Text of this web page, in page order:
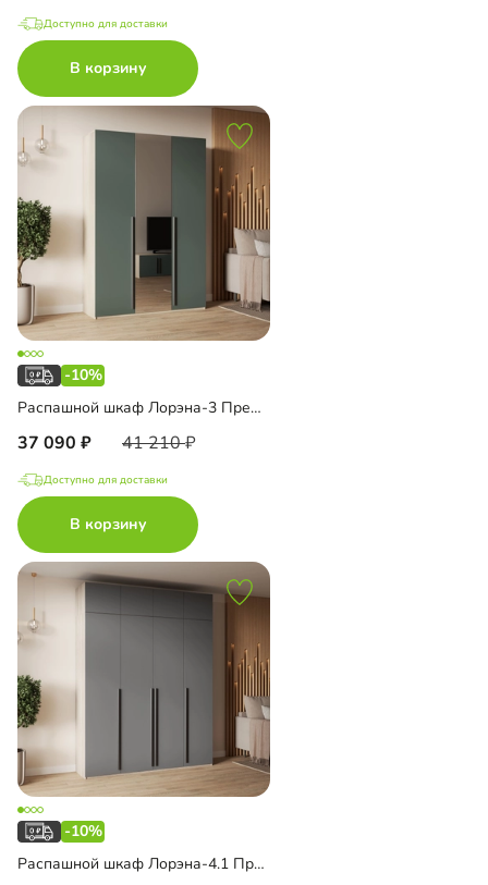
Доступно для доставки
В корзину
-10%
Распашной шкаф Лорэна-3 Премиум с зеркалом
37 090 41 210
Доступно для доставки
В корзину
-10%
Распашной шкаф Лорэна-4.1 Премиум с антресолью